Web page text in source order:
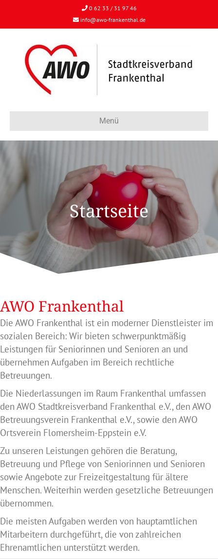
0 62 33 / 31 97 46
info@awo-frankenthal.de
Menü
Startseite
AWO Frankenthal
Die AWO Frankenthal ist ein moderner Dienstleister im
sozialen Bereich: Wir bieten schwerpunktmäßig
Leistungen für Seniorinnen und Senioren an und
übernehmen Aufgaben im Bereich rechtliche
Betreuungen.
Die Niederlassungen im Raum Frankenthal umfassen
den AWO Stadtkreisverband Frankenthal e.V., den AWO
Betreuungsverein Frankenthal e.V., sowie den AWO
Ortsverein Flomersheim-Eppstein e.V.
Zu unseren Leistungen gehören die Beratung,
Betreuung und Pflege von Seniorinnen und Senioren
sowie Angebote zur Freizeitgestaltung für ältere
Menschen. Weiterhin werden gesetzliche Betreuungen
übernommen.
Die meisten Aufgaben werden von hauptamtlichen
Mitarbeitern durchgeführt, die von zahlreichen
Ehrenamtlichen unterstützt werden.